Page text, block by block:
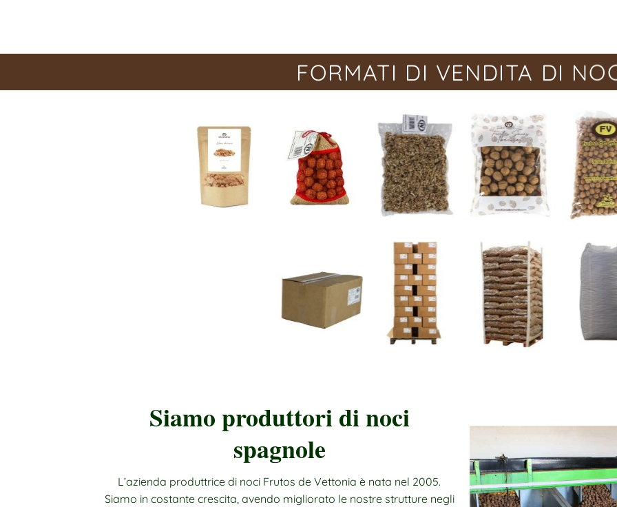
FORMATI DI VENDITA DI
Siamo produttori di noci
spagnole
L’azienda produttrice di noci Frutos de Vettonia è nata nel 2005.
Siamo in costante crescita, avendo migliorato le nostre strutture negli